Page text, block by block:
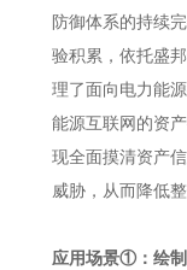
防御体系的持续
验积累，依托盛
理了面向电力能
能源互联网的资
现全面摸清资产
威胁，从而降低整
应用场景①： 绘